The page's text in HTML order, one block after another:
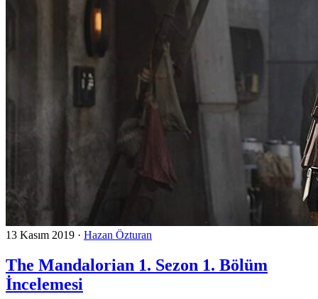
13 Kasım 2019 · Hazan Özturan
The Mandalorian 1. Sezon 1. Bölüm
İncelemesi